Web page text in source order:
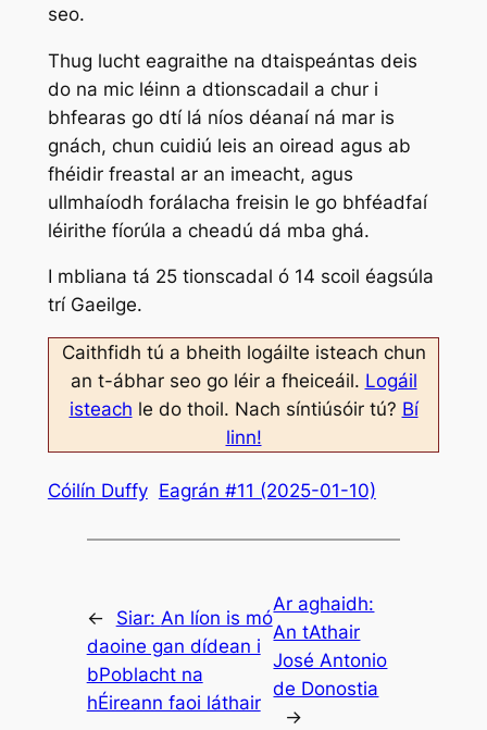
seo.
Thug lucht eagraithe na dtaispeántas deis
do na mic léinn a dtionscadail a chur i
bhfearas go dtí lá níos déanaí ná mar is
gnách, chun cuidiú leis an oiread agus ab
fhéidir freastal ar an imeacht, agus
ullmhaíodh forálacha freisin le go bhféadfaí
léirithe fíorúla a cheadú dá mba ghá.
I mbliana tá 25 tionscadal ó 14 scoil éagsúla
trí Gaeilge.
Caithfidh tú a bheith logáilte isteach chun
an t-ábhar seo go léir a fheiceáil. Logáil
isteach le do thoil. Nach síntiúsóir tú? Bí
linn!
Cóilín Duffy Eagrán #11 (2025-01-10)
← Siar: An líon is mó
daoine gan dídean i
bPoblacht na
hÉireann faoi láthair
Ar aghaidh:
An tAthair
José Antonio
de Donostia
→